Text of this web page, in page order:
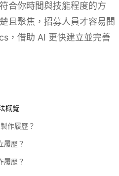
合你時間與技能程度的方
且聚焦，招募人員才容易閱
，借助 AI 更快建立並完善
概覽
作履歷？
履歷？
履歷？